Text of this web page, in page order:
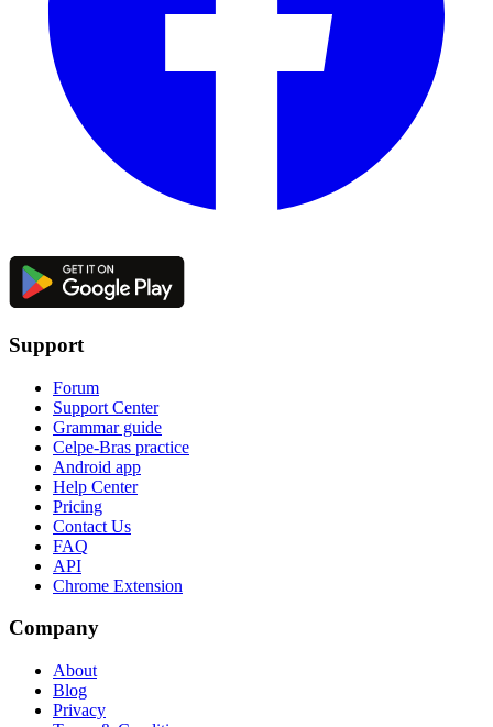
Support
Forum
Support Center
Grammar guide
Celpe-Bras practice
Android app
Help Center
Pricing
Contact Us
FAQ
API
Chrome Extension
Company
About
Blog
Privacy